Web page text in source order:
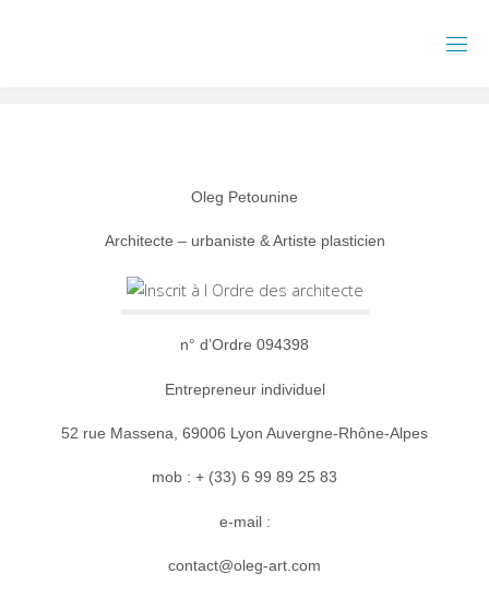
Oleg Petounine
Architecte – urbaniste & Artiste plasticien
n° d’Ordre 094398
Entrepreneur individuel
52 rue Massena, 69006 Lyon Auvergne-Rhône-Alpes
mob : + (33) 6 99 89 25 83
e-mail :
contact@oleg-art.com